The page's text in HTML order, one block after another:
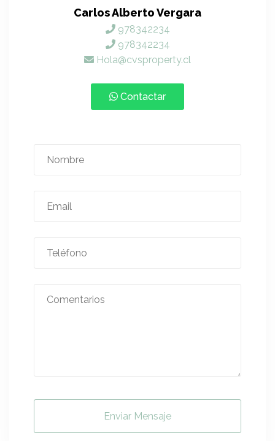
Carlos Alberto Vergara
978342234
978342234
Hola@cvsproperty.cl
Contactar
Enviar Mensaje